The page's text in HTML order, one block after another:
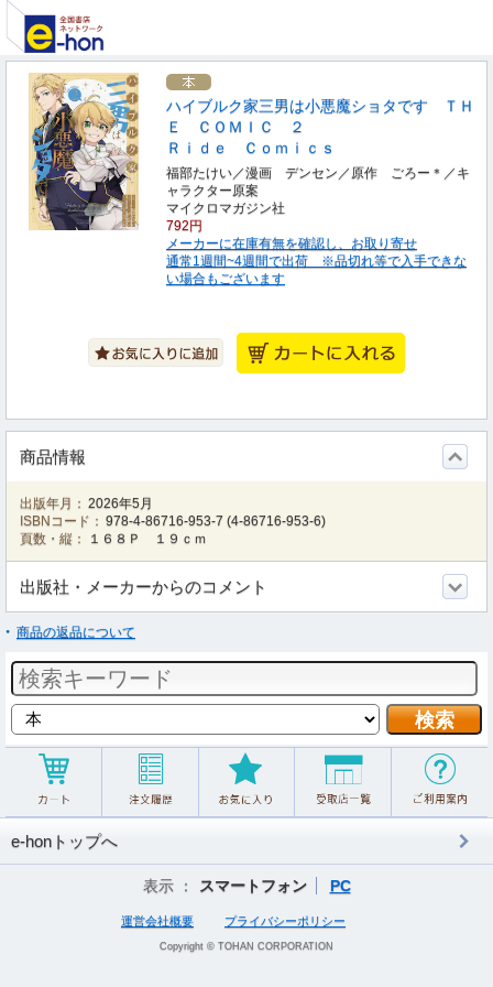
ハイブルク家三男は小悪魔ショタです ＴＨ
Ｅ ＣＯＭＩＣ ２
Ｒｉｄｅ Ｃｏｍｉｃｓ
福部たけい／漫画 デンセン／原作 ごろー＊／キ
ャラクター原案
マイクロマガジン社
792円
メーカーに在庫有無を確認し、お取り寄せ
通常1週間~4週間で出荷 ※品切れ等で入手できな
い場合もございます
商品情報
出版年月： 2026年5月
ISBNコード： 978-4-86716-953-7 (4-86716-953-6)
頁数・縦：
１６８Ｐ １９ｃｍ
出版社・メーカーからのコメント
商品の返品について
e-honトップへ
表示 ： スマートフォン PC
運営会社概要 プライバシーポリシー
Copyright © TOHAN CORPORATION